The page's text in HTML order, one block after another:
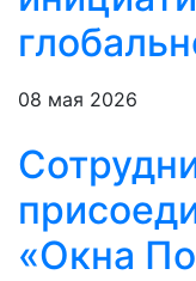
08 мая 2026
«Окна